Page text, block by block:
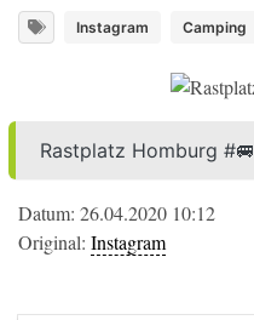
Instagram Camping
Rastplatz Homburg #🚐
Datum: 26.04.2020 10:12
Original: Instagram